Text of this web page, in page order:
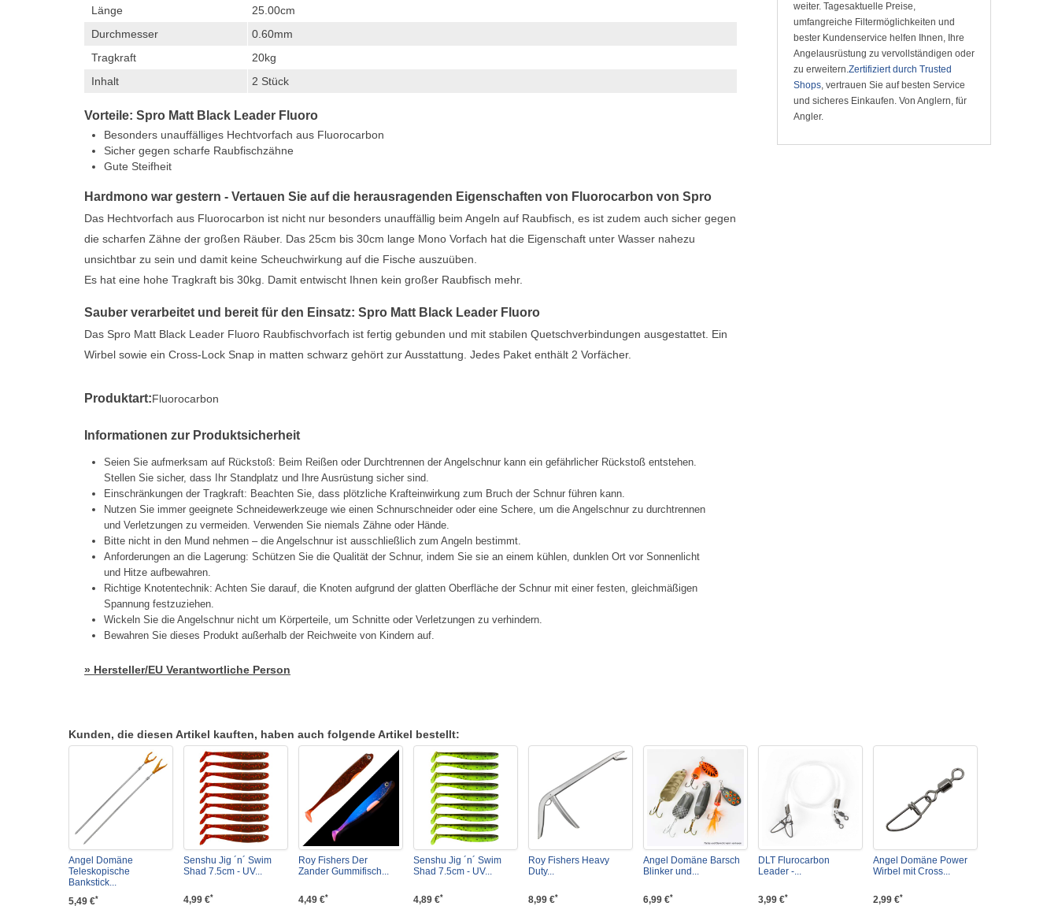
Länge
25.00cm
Durchmesser
0.60mm
Tragkraft
20kg
Inhalt
2 Stück
Vorteile: Spro Matt Black Leader Fluoro
Besonders unauffälliges Hechtvorfach aus Fluorocarbon
Sicher gegen scharfe Raubfischzähne
Gute Steifheit
Hardmono war gestern - Vertauen Sie auf die herausragenden Eigenschaften von Fluorocarbon von Spro
Das Hechtvorfach aus Fluorocarbon ist nicht nur besonders unauffällig beim Angeln auf Raubfisch, es ist zudem auch sicher gegen
die scharfen Zähne der großen Räuber. Das 25cm bis 30cm lange Mono Vorfach hat die Eigenschaft unter Wasser nahezu
unsichtbar zu sein und damit keine Scheuchwirkung auf die Fische auszuüben.
Es hat eine hohe Tragkraft bis 30kg. Damit entwischt Ihnen kein großer Raubfisch mehr.
Sauber verarbeitet und bereit für den Einsatz: Spro Matt Black Leader Fluoro
Das Spro Matt Black Leader Fluoro Raubfischvorfach ist fertig gebunden und mit stabilen Quetschverbindungen ausgestattet. Ein
Wirbel sowie ein Cross-Lock Snap in matten schwarz gehört zur Ausstattung. Jedes Paket enthält 2 Vorfächer.
Produktart:Fluorocarbon
Informationen zur Produktsicherheit
Seien Sie aufmerksam auf Rückstoß: Beim Reißen oder Durchtrennen der Angelschnur kann ein gefährlicher Rückstoß entstehen.
Stellen Sie sicher, dass Ihr Standplatz und Ihre Ausrüstung sicher sind.
Einschränkungen der Tragkraft: Beachten Sie, dass plötzliche Krafteinwirkung zum Bruch der Schnur führen kann.
Nutzen Sie immer geeignete Schneidewerkzeuge wie einen Schnurschneider oder eine Schere, um die Angelschnur zu durchtrennen
und Verletzungen zu vermeiden. Verwenden Sie niemals Zähne oder Hände.
Bitte nicht in den Mund nehmen – die Angelschnur ist ausschließlich zum Angeln bestimmt.
Anforderungen an die Lagerung: Schützen Sie die Qualität der Schnur, indem Sie sie an einem kühlen, dunklen Ort vor Sonnenlicht
und Hitze aufbewahren.
Richtige Knotentechnik: Achten Sie darauf, die Knoten aufgrund der glatten Oberfläche der Schnur mit einer festen, gleichmäßigen
Spannung festzuziehen.
Wickeln Sie die Angelschnur nicht um Körperteile, um Schnitte oder Verletzungen zu verhindern.
Bewahren Sie dieses Produkt außerhalb der Reichweite von Kindern auf.
» Hersteller/EU Verantwortliche Person
weiter. Tagesaktuelle Preise,
umfangreiche Filtermöglichkeiten und
bester Kundenservice helfen Ihnen, Ihre
Angelausrüstung zu vervollständigen oder
zu erweitern.Zertifiziert durch Trusted
Shops, vertrauen Sie auf besten Service
und sicheres Einkaufen. Von Anglern, für
Angler.
Kunden, die diesen Artikel kauften, haben auch folgende Artikel bestellt:
Angel Domäne
Teleskopische
Bankstick...
5,49 €*
Senshu Jig ´n´ Swim
Shad 7.5cm - UV...
4,99 €*
Roy Fishers Der
Zander Gummifisch...
4,49 €*
Senshu Jig ´n´ Swim
Shad 7.5cm - UV...
4,89 €*
Roy Fishers Heavy
Duty...
8,99 €*
Angel Domäne Barsch
Blinker und...
6,99 €*
DLT Flurocarbon
Leader -...
3,99 €*
Angel Domäne Power
Wirbel mit Cross...
2,99 €*